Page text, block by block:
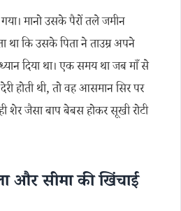
मानो उसके पैरों तले जमीन
था कि उसके पिता ने ताउम्र अपने
दिया था। एक समय था जब माँ से
होती थी, तो वह आसमान सिर पर
जैसा बाप बेबस होकर सूखी रोटी
और सीमा की खिंचाई